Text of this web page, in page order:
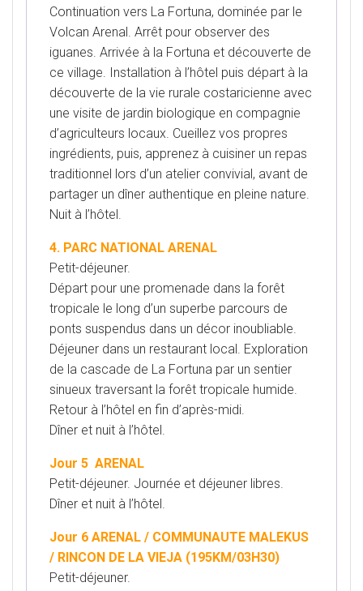
Continuation vers La Fortuna, dominée par le
Volcan Arenal. Arrêt pour observer des
iguanes. Arrivée à la Fortuna et découverte de
ce village. Installation à l’hôtel puis départ à la
découverte de la vie rurale costaricienne avec
une visite de jardin biologique en compagnie
d’agriculteurs locaux. Cueillez vos propres
ingrédients, puis, apprenez à cuisiner un repas
traditionnel lors d’un atelier convivial, avant de
partager un dîner authentique en pleine nature.
Nuit à l’hôtel.
4. PARC NATIONAL ARENAL
Petit-déjeuner.
Départ pour une promenade dans la forêt
tropicale le long d’un superbe parcours de
ponts suspendus dans un décor inoubliable.
Déjeuner dans un restaurant local. Exploration
de la cascade de La Fortuna par un sentier
sinueux traversant la forêt tropicale humide.
Retour à l’hôtel en fin d’après-midi.
Dîner et nuit à l’hôtel.
Jour 5 ARENAL
Petit-déjeuner. Journée et déjeuner libres.
Dîner et nuit à l’hôtel.
Jour 6 ARENAL / COMMUNAUTE MALEKUS
/ RINCON DE LA VIEJA (195KM/03H30)
Petit-déjeuner.